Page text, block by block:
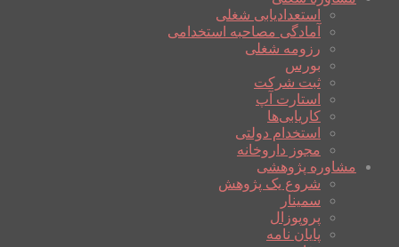
استعدادیابی شغلی
آمادگی مصاحبه استخدامی
رزومه شغلی
بورس
ثبت شرکت
استارت آپ
کاریابی‌ها
استخدام دولتی
مجوز داروخانه
مشاوره پژوهشی
شروع یک پژوهش
سمینار
پروپوزال
پایان نامه